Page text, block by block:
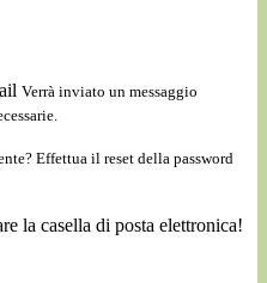
Verrà inviato un messaggio
Effettua il reset della password
la casella di posta elettronica!